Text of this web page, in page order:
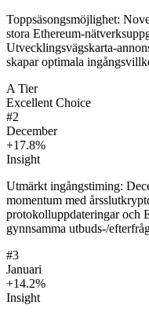
Toppsäsongsmöjlighet:
stora Ethereum-
Utvecklingsvägskarta-
skapar optimala
A Tier
Excellent Choice
#2
December
+17.8%
Insight
Utmärkt ingångstiming:
momentum med
protokolluppdateringar och
gynnsamma utbuds-/
#3
Januari
+14.2%
Insight